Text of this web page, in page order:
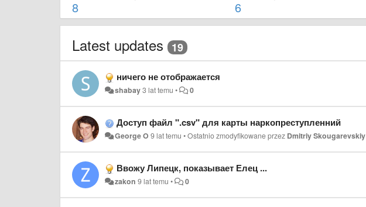
8 6
Latest updates 19
ничего не отображается
shabay3 lat temu • 0
Доступ файл ".csv" для карты наркопреступленний
George O 9 lat temu •Ostatnio zmodyfikowane przez Dmitriy Skougarevskiy
Ввожу Липецк, показывает Елец ...
zakon 9 lat temu • 0